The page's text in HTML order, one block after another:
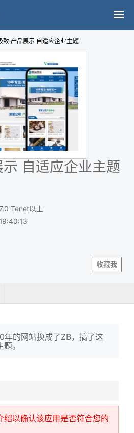
致·产品展示 自适应企业主题
示 自适应企业主题
Tenet以上
收藏我
年的网站换成了ZB，搞了这
。
以确认该应用是否符合您的